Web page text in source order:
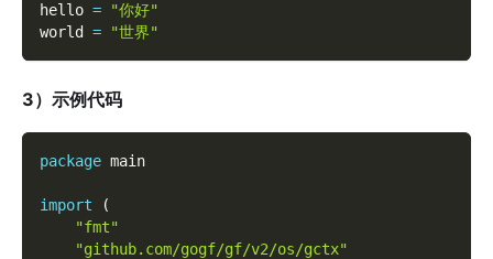
hello =
"你好"
world = "世界"
3）示例代码
package main
import
(
"fmt"
"github.com/gogf/gf/v2/os/gctx"